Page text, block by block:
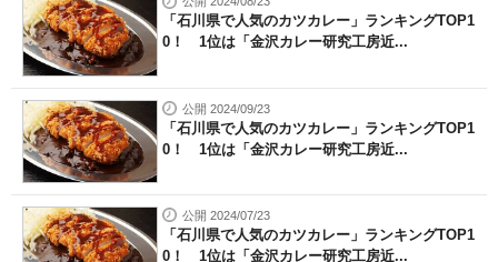
「石川県で人気のカツカレー」ランキングTOP1
0！ 1位は「金沢カレー研究工房近...
公開 2024/09/23
「石川県で人気のカツカレー」ランキングTOP1
0！ 1位は「金沢カレー研究工房近...
公開 2024/07/23
「石川県で人気のカツカレー」ランキングTOP1
0！ 1位は「金沢カレー研究工房近...